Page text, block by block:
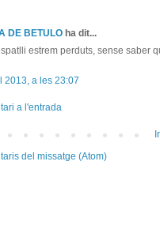
DE BETULO ha dit...
estrem perduts, sense saber
2013, a les 23:07
a l'entrada
del missatge (Atom)